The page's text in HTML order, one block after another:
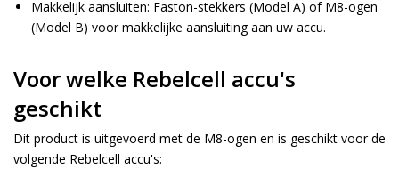
Makkelijk aansluiten: Faston-stekkers (Model A) of M8-ogen
(Model B) voor makkelijke aansluiting aan uw accu.
Voor welke Rebelcell accu's
geschikt
Dit product is uitgevoerd met de M8-ogen en is geschikt voor de
volgende Rebelcell accu's: